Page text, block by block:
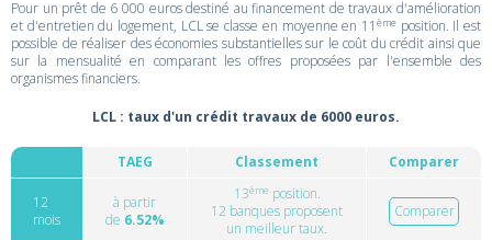
Pour un prêt de 6 000 euros destiné au financement de travaux d'amélioration
et d'entretien du logement, LCL se classe en moyenne en 11 èmeposition. Il est
possible de réaliser des économies substantielles sur le coût du crédit ainsi que
sur la mensualité en comparant les offres proposées par l'ensemble des
organismes financiers.
LCL : taux d'un crédit travaux de 6000 euros.
TAEG Classement Comparer
12
mois
à partir
de 6.52%
13èmeposition.
12 banques proposent
un meilleur taux.
Comparer